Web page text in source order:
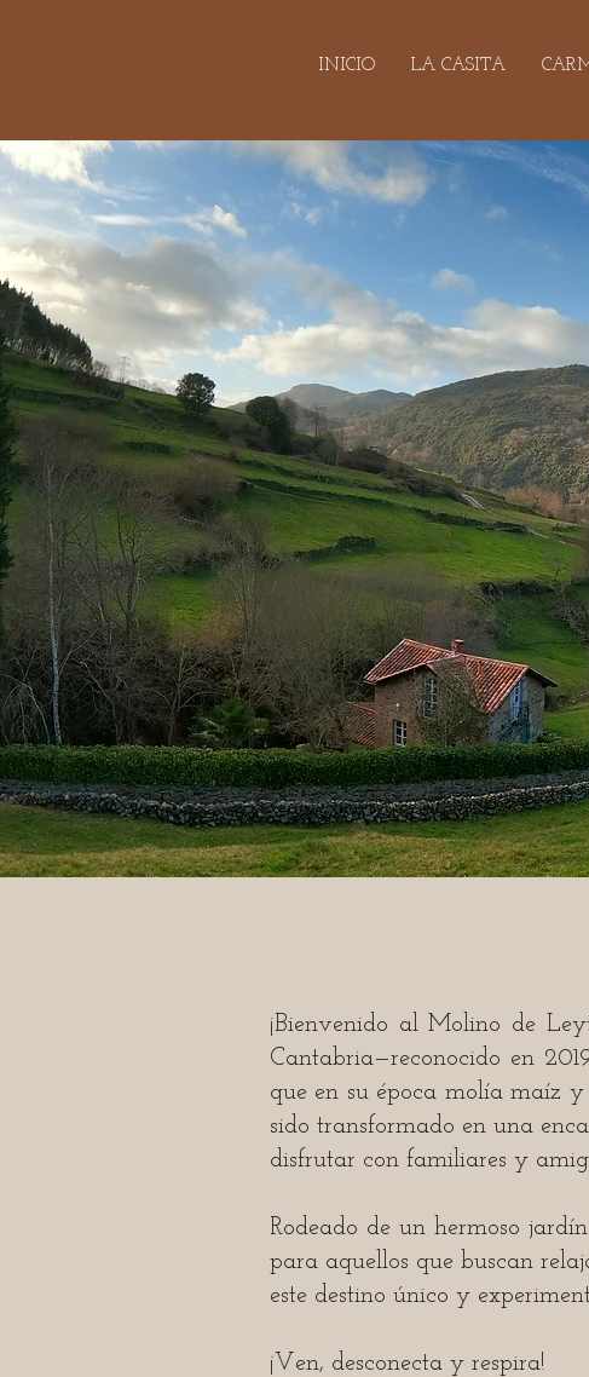
INICIO LA CASITA
¡Bienvenido al Molino de
Cantabria—reconocido en
que en su época molía maíz
sido transformado en una
disfrutar con familiares y
Rodeado de un hermoso
para aquellos que buscan
este destino único y
¡Ven, desconecta y respira!